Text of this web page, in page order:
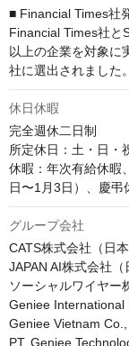
■ Financial Times社
Financial Times社と
以上の企業を対象に
社に選出されました。
休日休暇
完全週休二日制
所定休日：土・日・
休暇：年次有給休暇
日〜1月3日）、慶弔
グループ会社
CATS株式会社（日本
JAPAN AI株式会社（
ソーシャルワイヤー
Geniee International
Geniee Vietnam Co.,
PT. Geniee